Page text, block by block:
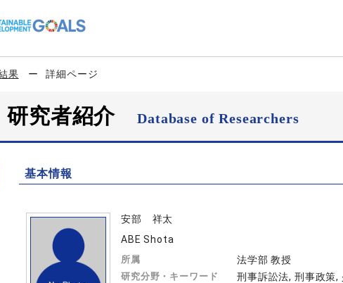
果 詳細ページ
研究者紹介Database of Researchers
基本情報
安部 祥太
ABE Shota
所属 法学部 教授
研究分野・キーワード 刑事訴訟法, 刑事政策,